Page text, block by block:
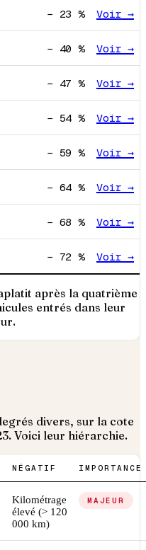
− 23 % Voir →
− 40 % Voir →
− 47 % Voir →
− 54 % Voir →
− 59 % Voir →
− 64 % Voir →
− 68 % Voir →
− 72 % Voir →
après la quatrième
entrés dans leur
divers, sur la cote
. Voici leur hiérarchie.
NÉGATIF IMPORTANCE
Kilométrage
élevé (> 120
000 km)
MAJEUR